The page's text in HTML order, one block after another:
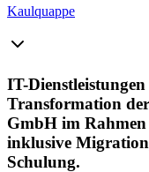
Kaulquappe
IT-
Transformation
GmbH im Rahmen
inklusive
Schulung.